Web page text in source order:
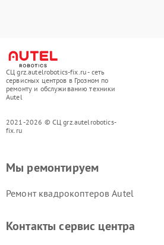
СЦ grz.autelrobotics-fix.ru - сеть
сервисных центров в Грозном по
ремонту и обслуживанию техники
Autel
2021-2026 © СЦ grz.autelrobotics-
fix.ru
Мы ремонтируем
Ремонт квадрокоптеров Autel
Контакты сервис центра